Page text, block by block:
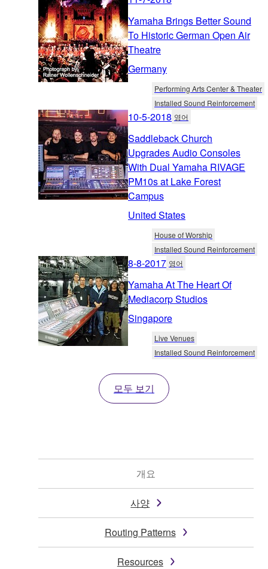
Yamaha Brings Better Sound
To Historic German Open Air
Theatre
Germany
Performing Arts Center & Theater
Installed Sound Reinforcement
10-5-2018 영어
Saddleback Church
Upgrades Audio Consoles
With Dual Yamaha RIVAGE
PM10s at Lake Forest
Campus
United States
House of Worship
Installed Sound Reinforcement
8-8-2017 영어
Yamaha At The Heart Of
Mediacorp Studios
Singapore
Live Venues
Installed Sound Reinforcement
모두 보기
개요
사양
Routing Patterns
Resources